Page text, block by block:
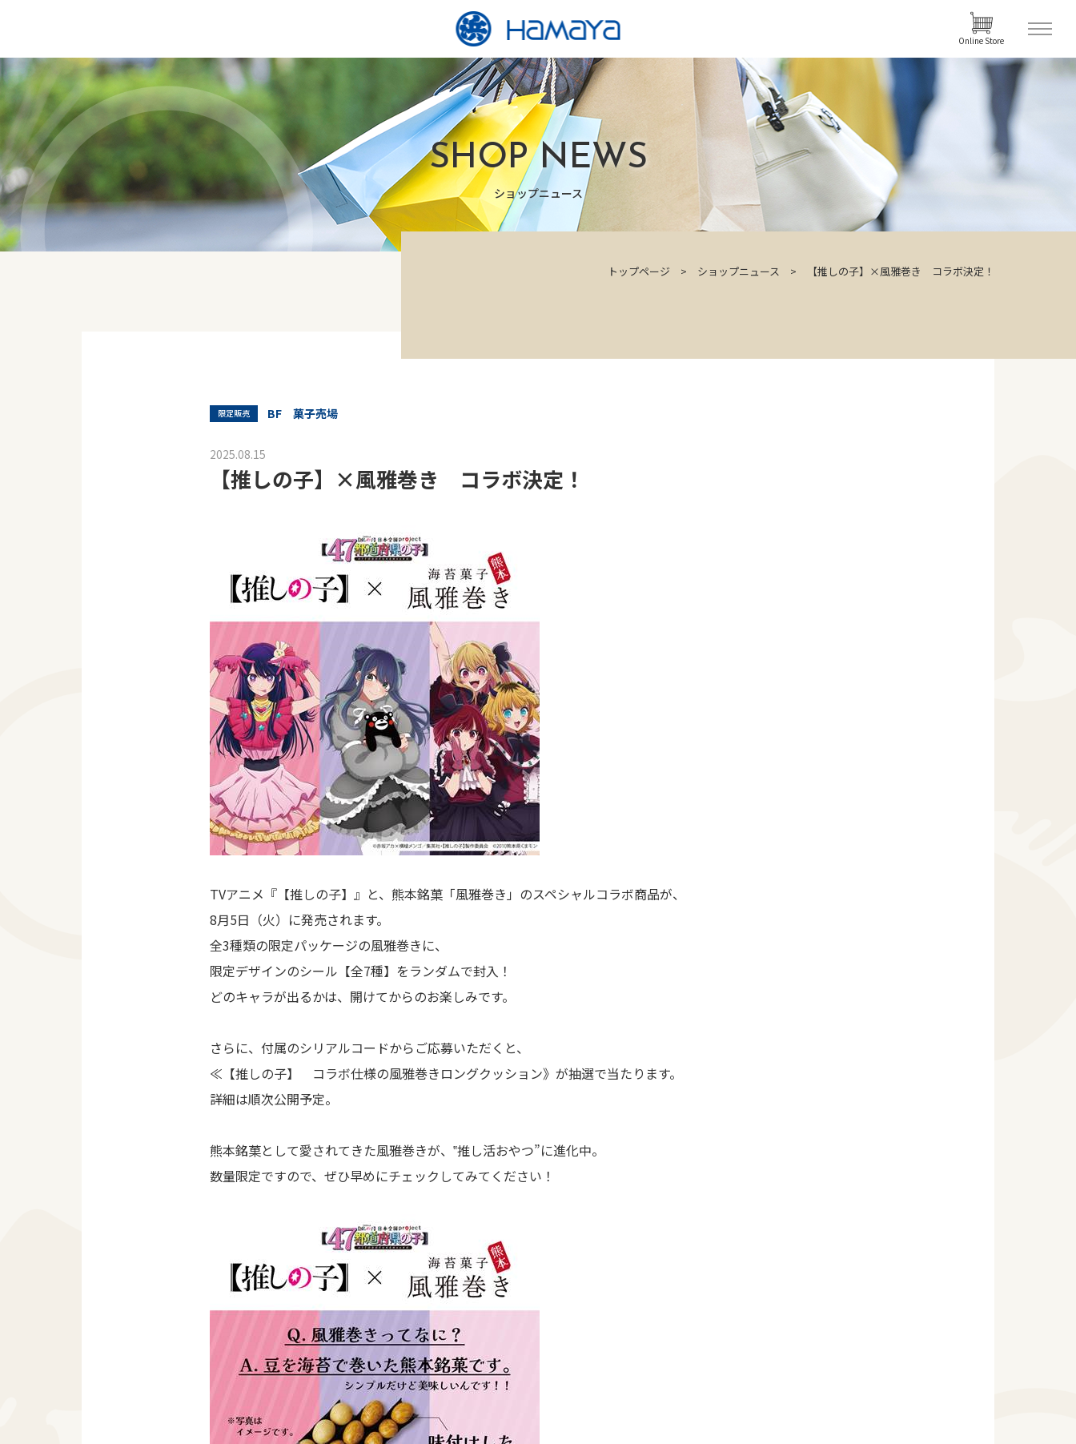
Online Store
SHOP NEWS
ショップニュース
トップページ ショップニュース 【推しの子】×風雅巻き コラボ決定！
限定販売 BF 菓子売場
2025.08.15
【推しの子】×風雅巻き コラボ決定！
TVアニメ『【推しの子】』と、熊本銘菓「風雅巻き」のスペシャルコラボ商品が、
8月5日（火）に発売されます。
全3種類の限定パッケージの風雅巻きに、
限定デザインのシール【全7種】をランダムで封入！
どのキャラが出るかは、開けてからのお楽しみです。
さらに、付属のシリアルコードからご応募いただくと、
≪【推しの子】 コラボ仕様の風雅巻きロングクッション》が抽選で当たります。
詳細は順次公開予定。
熊本銘菓として愛されてきた風雅巻きが、‟推し活おやつ”に進化中。
数量限定ですので、ぜひ早めにチェックしてみてください！